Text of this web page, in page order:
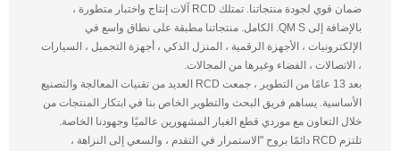
ضمان قوي لجودة منتجاتنا. تمتلك RCD آلات إنتاج واختبار متطورة ،
بالإضافة إلى QM S. الكامل. منتجاتنا مطبقة على نطاق واسع في
الإلكترونيات ، الأجهزة الرقمية ، المنزل الذكي ، أجهزة التجميل ، السيارات
، الاتصالات ، الفضاء وغيرها من المجالات.
بعد 13 عامًا من التطوير ، جمعت RCD العديد من تقنيات المعالجة والتصنيع
الأساسية. يساهم فريق البحث والتطوير الخاص بنا في ابتكار المنتجات من
خلال التعاون مع موردي قطع الغيار المشهورين عالميًا وجهودنا الخاصة.
تلتزم RCD دائمًا بروح "الاستمرار في التقدم ، والسعي إلى النزاهة ،